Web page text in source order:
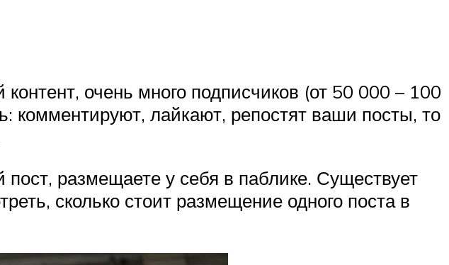
очень много подписчиков (от 50 000 – 100
комментируют, лайкают, репостят ваши посты, то
размещаете у себя в паблике. Существует
сколько стоит размещение одного поста в